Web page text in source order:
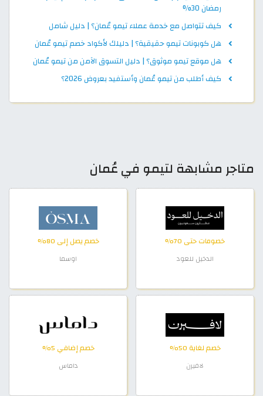
رمضان 30%
كيف تتواصل مع خدمة عملاء تيمو عُمان؟ | دليل شامل
هل كوبونات تيمو حقيقية؟ | دليلك لأكواد خصم تيمو عُمان
هل موقع تيمو موثوق؟ | دليل التسوق الآمن من تيمو عُمان
كيف أطلب من تيمو عُمان وأستفيد بعروض 2026؟
متاجر مشابهة لتيمو في عُمان
خصومات حتى 70%
الدخيل للعود
خصم يصل إلى 80%
اوسما
خصم لغاية 50%
لافيرن
خصم إضافي 5%
داماس